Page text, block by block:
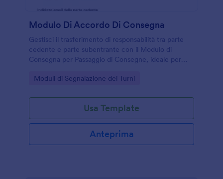
Modulo Di Accordo Di Consegna
Gestisci il trasferimento di responsabilità tra parte
cedente e parte subentrante con il Modulo di
Consegna per Passaggio di Consegne, ideale per
cambi turno e passaggi di incarico.
Go to Category:
Moduli di Segnalazione dei Turni
Usa Template
Anteprima